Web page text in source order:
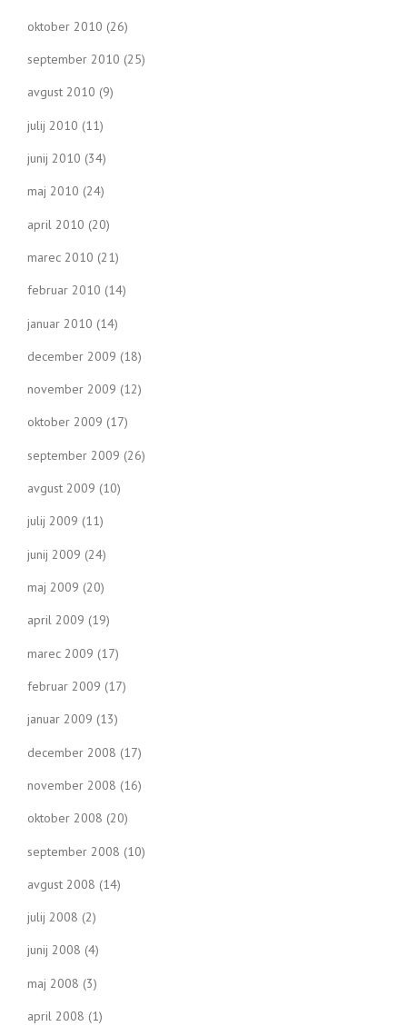
oktober 2010 (26)
september 2010 (25)
avgust 2010 (9)
julij 2010 (11)
junij 2010 (34)
maj 2010 (24)
april 2010 (20)
marec 2010 (21)
februar 2010 (14)
januar 2010 (14)
december 2009 (18)
november 2009 (12)
oktober 2009 (17)
september 2009 (26)
avgust 2009 (10)
julij 2009 (11)
junij 2009 (24)
maj 2009 (20)
april 2009 (19)
marec 2009 (17)
februar 2009 (17)
januar 2009 (13)
december 2008 (17)
november 2008 (16)
oktober 2008 (20)
september 2008 (10)
avgust 2008 (14)
julij 2008 (2)
junij 2008 (4)
maj 2008 (3)
april 2008 (1)